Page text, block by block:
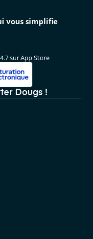
vous simplifie
4.7sur App Store
Dougs !